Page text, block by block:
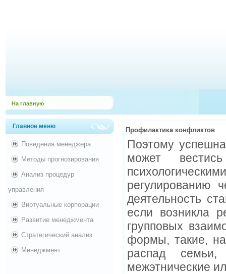
На главную
Главное меню
Поведения менеджера
Методы прогнозирования
Анализ процедур
управления
Виртуальные корпорации
Развитие менеджмента
Стратегический анализ
Менеджмент
Профилактика конфликтов
Поэтому
может
регулированию
деятельность
если возникла
групповых
формы, такие,
распад семьи,
межэтнические